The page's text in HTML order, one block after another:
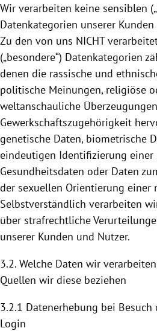
Wir verarbeiten keine sensiblen
Datenkategorien unserer
Zu den von uns NICHT
(„besondere“) Datenkategorien
denen die rassische und
politische Meinungen, religiöse
weltanschauliche
Gewerkschaftszugehörigkeit
genetische Daten, biometrische
eindeutigen Identifizierung einer
Gesundheitsdaten oder Daten
der sexuellen Orientierung einer
Selbstverständlich verarbeiten
über strafrechtliche
unserer Kunden und Nutzer.
3.2. Welche Daten wir
Quellen wir diese beziehen
3.2.1 Datenerhebung bei Besuch
Login